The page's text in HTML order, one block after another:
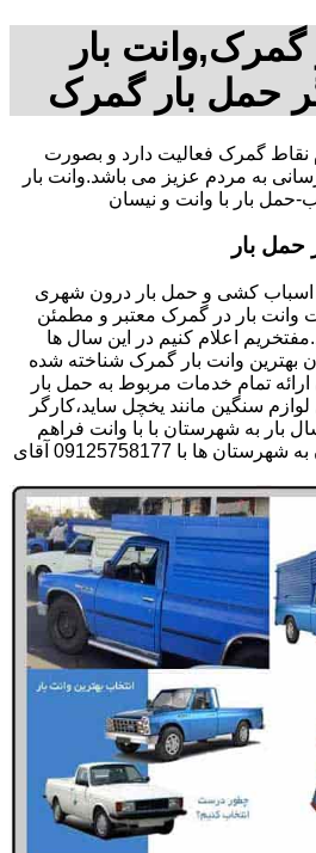
گمرک,وانت بار
حمل بار گمرک
نقاط گمرک فعالیت دارد و بصورت
به مردم عزیز می باشد.وانت بار
بار با وانت و نیسان
حمل بار
اسباب کشی و حمل بار درون شهری
وانت بار در گمرک معتبر و مطمئن
اعلام کنیم در این سال ها
بهترین وانت بار گمرک شناخته شده
تمام خدمات مربوط به حمل بار
سنگین مانند یخچل ساید،کارگر
بار به شهرستان با با وانت فراهم
شده است برای بار از تهران به شهرستان ها با 09125758177 آقای